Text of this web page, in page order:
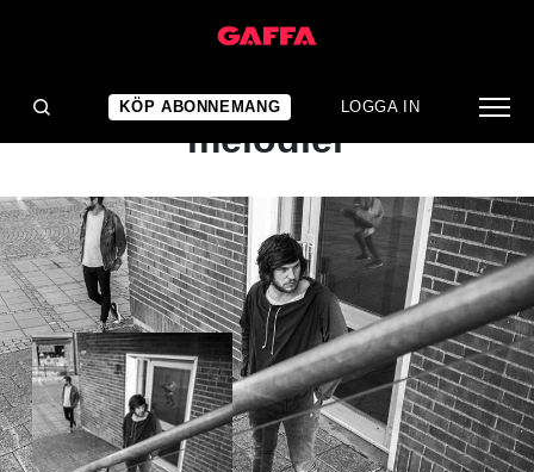
KÖP ABONNEMANG LOGGA IN
ALBUMRECENSION
Mer mangel och mindre
melodier